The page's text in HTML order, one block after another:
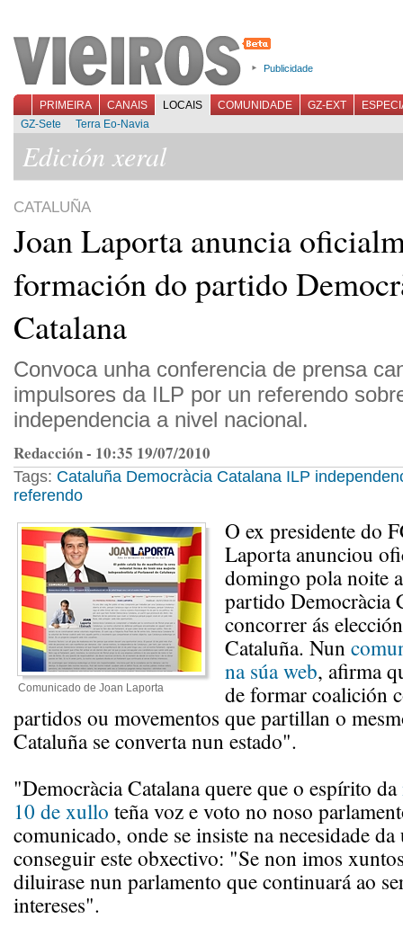
Publicidade
PRIMEIRA CANAIS LOCAIS COMUNIDADE GZ-EXT
GZ-Sete
Terra Eo-Navia
Edición xeral
CATALUÑA
Joan Laporta anuncia
formación do partido
Catalana
Convoca unha conferencia de prensa
impulsores da ILP por un referendo
independencia a nivel nacional.
Redacción - 10:35 19/07/2010
Tags: Cataluña Democràcia Catalana ILP
referendo
Comunicado de Joan Laporta
O ex presidente do
Laporta anunciou
domingo pola noite
partido Democràcia
concorrer ás
Cataluña. Nun
na súa web, afirma
de formar coalición
partidos ou movementos que partillan o
Cataluña se converta nun estado".
"Democràcia Catalana quere que o espírito da
10 de xullo teña voz e voto no noso
comunicado, onde se insiste na necesidade
conseguir este obxectivo: "Se non imos
diluirase nun parlamento que continuará ao
intereses".